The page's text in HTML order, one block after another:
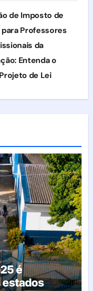
de Imposto de
Professores
da
Entenda o
de Lei
é
estados